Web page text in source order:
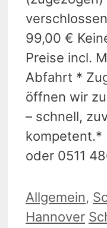
99,00 €
Preise incl.
Abfahrt *
öffnen wir
– schnell,
oder 0511
Kategorien
Allgemein,
Hannover